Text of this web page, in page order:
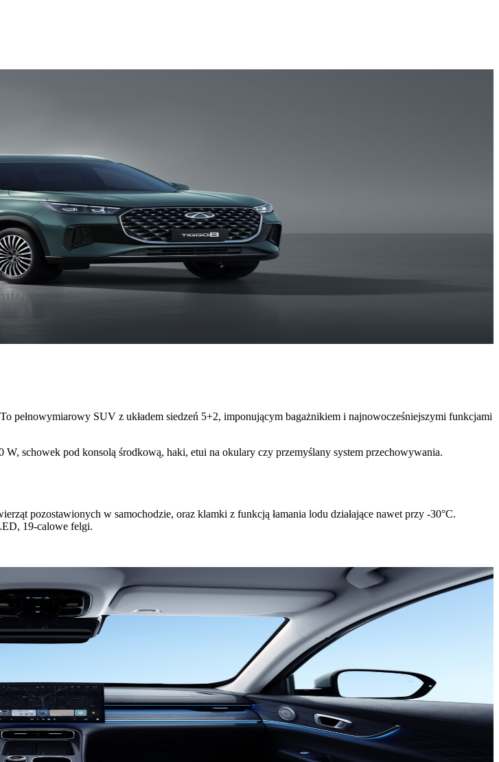
pełnowymiarowy SUV z układem siedzeń 5+2, imponującym bagażnikiem i najnowocześniejszymi funkcjami
schowek pod konsolą środkową, haki, etui na okulary czy przemyślany system przechowywania.
pozostawionych w samochodzie, oraz klamki z funkcją łamania lodu działające nawet przy -30°C.
19-calowe felgi.